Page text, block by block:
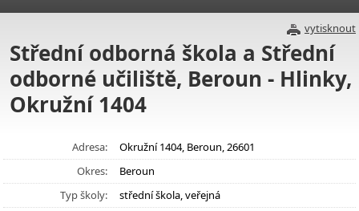
vytisknout
Střední odborná škola a Střední
odborné učiliště, Beroun - Hlinky,
Okružní 1404
Adresa:
Okružní 1404, Beroun, 26601
Okres:
Beroun
Typ školy:
střední škola, veřejná